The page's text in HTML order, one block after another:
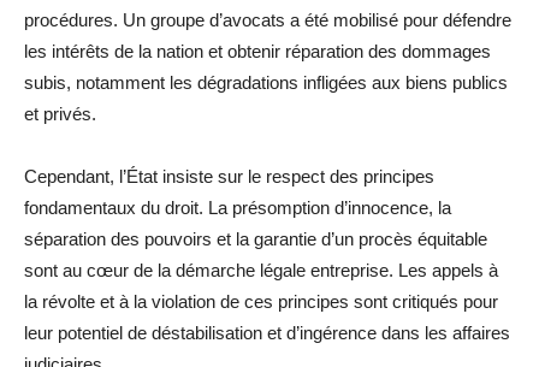
procédures. Un groupe d’avocats a été mobilisé pour défendre
les intérêts de la nation et obtenir réparation des dommages
subis, notamment les dégradations infligées aux biens publics
et privés.
Cependant, l’État insiste sur le respect des principes
fondamentaux du droit. La présomption d’innocence, la
séparation des pouvoirs et la garantie d’un procès équitable
sont au cœur de la démarche légale entreprise. Les appels à
la révolte et à la violation de ces principes sont critiqués pour
leur potentiel de déstabilisation et d’ingérence dans les affaires